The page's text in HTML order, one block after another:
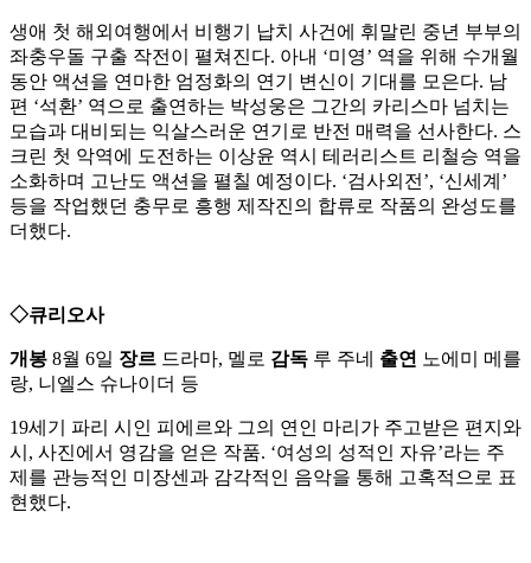
생애 첫 해외여행에서 비행기 납치 사건에 휘말린 중년 부부의
좌충우돌 구출 작전이 펼쳐진다. 아내 ‘미영’ 역을 위해 수개월
동안 액션을 연마한 엄정화의 연기 변신이 기대를 모은다. 남
편 ‘석환’ 역으로 출연하는 박성웅은 그간의 카리스마 넘치는
모습과 대비되는 익살스러운 연기로 반전 매력을 선사한다. 스
크린 첫 악역에 도전하는 이상윤 역시 테러리스트 리철승 역을
소화하며 고난도 액션을 펼칠 예정이다. ‘검사외전’, ‘신세계’
등을 작업했던 충무로 흥행 제작진의 합류로 작품의 완성도를
더했다.
◇큐리오사
개봉 8월 6일 장르 드라마, 멜로 감독 루 주네 출연 노에미 메를
랑, 니엘스 슈나이더 등
19세기 파리 시인 피에르와 그의 연인 마리가 주고받은 편지와
시, 사진에서 영감을 얻은 작품. ‘여성의 성적인 자유’라는 주
제를 관능적인 미장센과 감각적인 음악을 통해 고혹적으로 표
현했다.